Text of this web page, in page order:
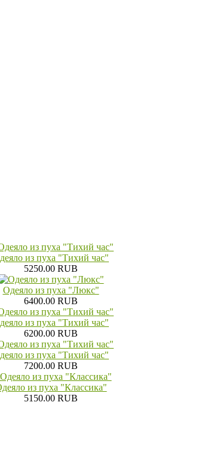
из пуха "Тихий час"
5250.00 RUB
Одеяло из пуха "Люкс"
6400.00 RUB
из пуха "Тихий час"
6200.00 RUB
из пуха "Тихий час"
7200.00 RUB
из пуха "Классика"
5150.00 RUB